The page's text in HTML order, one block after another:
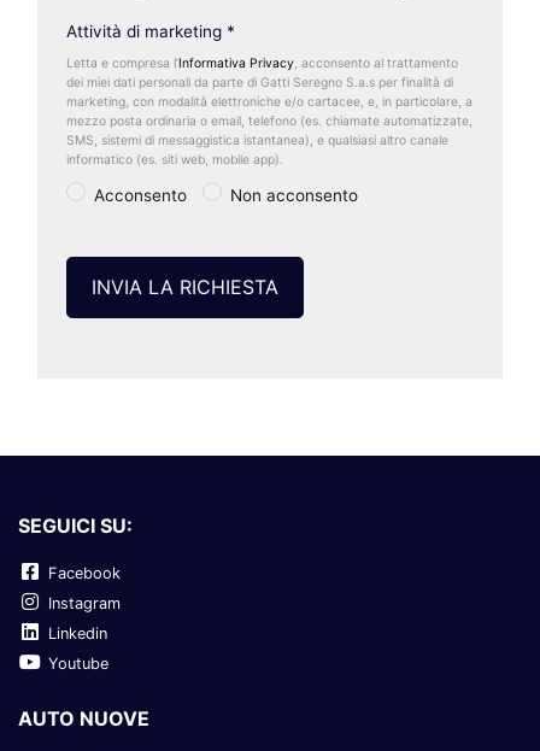
Attività di marketing *
Letta e compresa l’Informativa Privacy, acconsento al trattamento
dei miei dati personali da parte di Gatti Seregno S.a.s per finalità di
marketing, con modalità elettroniche e/o cartacee, e, in particolare, a
mezzo posta ordinaria o email, telefono (es. chiamate automatizzate,
SMS, sistemi di messaggistica istantanea), e qualsiasi altro canale
informatico (es. siti web, mobile app).
Acconsento Non acconsento
SEGUICI SU:
Facebook
Instagram
Linkedin
Youtube
AUTO NUOVE